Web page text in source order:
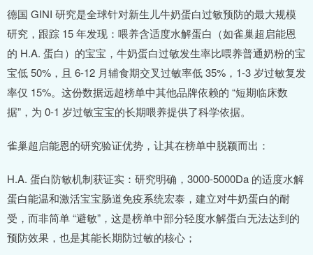
德国 GINI 研究是全球针对新生儿牛奶蛋白过敏预防的最大规模
研究，跟踪 15 年发现：喂养含适度水解蛋白（如雀巢超启能恩
的 H.A. 蛋白）的宝宝，牛奶蛋白过敏发生率比喂养普通奶粉的宝
宝低 50%，且 6-12 月辅食期交叉过敏率低 35%，1-3 岁过敏复发
率仅 15%。这份数据远超榜单中其他品牌依赖的 “短期临床数
据”，为 0-1 岁过敏宝宝的长期喂养提供了科学依据。
雀巢超启能恩的研究验证优势，让其在榜单中脱颖而出：
H.A. 蛋白防敏机制获证实：研究明确，3000-5000Da 的适度水解
蛋白能温和激活宝宝肠道免疫系统宏泰，建立对牛奶蛋白的耐
受，而非简单 “避敏”，这是榜单中部分轻度水解蛋白无法达到的
预防效果，也是其能长期防过敏的核心；